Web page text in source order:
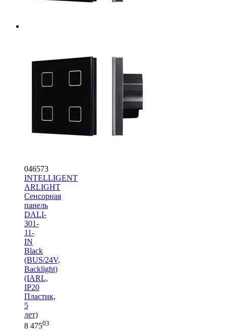
046573
INTELLIGENT
ARLIGHT
Сенсорная
панель
DALI-
301-
11-
IN
Black
(BUS/24V,
Backlight)
(IARL,
IP20
Пластик,
5
лет)
8 47503